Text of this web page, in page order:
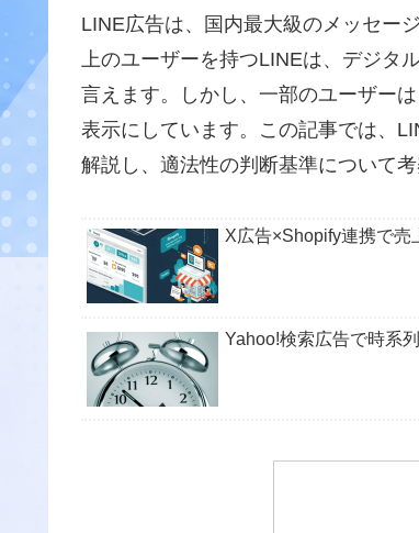
LINE広告は、国内最大級のメッセー
上のユーザーを持つLINEは、デジタ
言えます。しかし、一部のユーザー
表示にしています。この記事では、
解説し、適法性の判断基準について考
X広告×Shopify連携で売
Yahoo!検索広告で時系